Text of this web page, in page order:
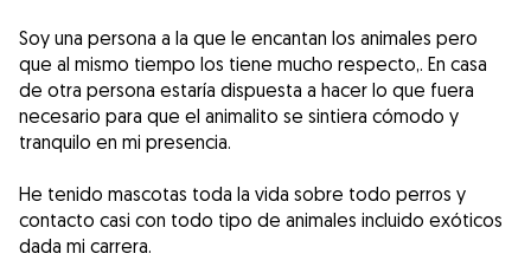
Soy una persona a la que le encantan los animales pero
que al mismo tiempo los tiene mucho respecto,. En casa
de otra persona estaría dispuesta a hacer lo que fuera
necesario para que el animalito se sintiera cómodo y
tranquilo en mi presencia.
He tenido mascotas toda la vida sobre todo perros y
contacto casi con todo tipo de animales incluido exóticos
dada mi carrera.